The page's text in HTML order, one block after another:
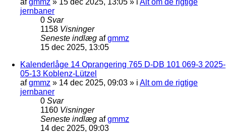
jernbaner
0 Svar
1158 Visninger
Seneste indlæg afgmmz
15 dec 2025, 13:05
Kalenderlåge 14 Oprangering 765 D-DB 101 069-3 2025-
05-13 Koblenz-Lützel
afgmmz » 14 dec 2025, 09:03 » i Alt om de rigtige
jernbaner
0 Svar
1160 Visninger
Seneste indlæg afgmmz
14 dec 2025, 09:03